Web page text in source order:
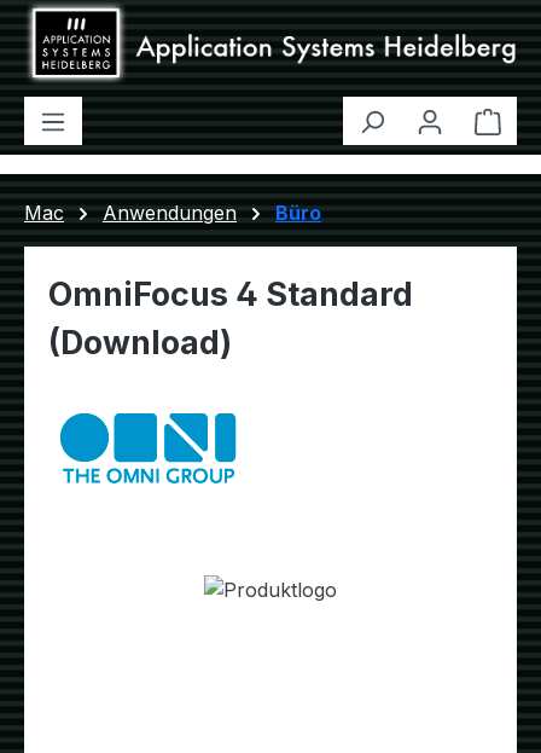
Zum Hauptinhalt springen
Mac Anwendungen Büro
OmniFocus 4 Standard
(Download)
Bildergalerie überspringen